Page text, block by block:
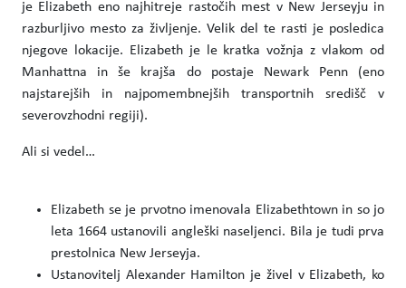
je Elizabeth eno najhitreje rastočih mest v New Jerseyju in
razburljivo mesto za življenje. Velik del te rasti je posledica
njegove lokacije. Elizabeth je le kratka vožnja z vlakom od
Manhattna in še krajša do postaje Newark Penn (eno
najstarejših in najpomembnejših transportnih središč v
severovzhodni regiji).
Ali si vedel…
Elizabeth se je prvotno imenovala Elizabethtown in so jo
leta 1664 ustanovili angleški naseljenci. Bila je tudi prva
prestolnica New Jerseyja.
Ustanovitelj Alexander Hamilton je živel v Elizabeth, ko